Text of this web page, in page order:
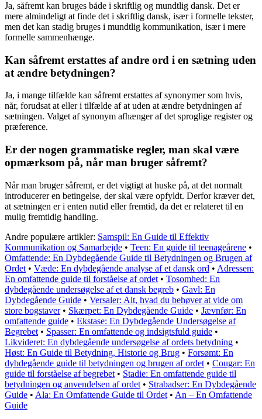
Ja, såfremt kan bruges både i skriftlig og mundtlig dansk. Det er
mere almindeligt at finde det i skriftlig dansk, især i formelle tekster,
men det kan stadig bruges i mundtlig kommunikation, især i mere
formelle sammenhænge.
Kan såfremt erstattes af andre ord i en sætning uden
at ændre betydningen?
Ja, i mange tilfælde kan såfremt erstattes af synonymer som hvis,
når, forudsat at eller i tilfælde af at uden at ændre betydningen af
sætningen. Valget af synonym afhænger af det sproglige register og
præference.
Er der nogen grammatiske regler, man skal være
opmærksom på, når man bruger såfremt?
Når man bruger såfremt, er det vigtigt at huske på, at det normalt
introducerer en betingelse, der skal være opfyldt. Derfor kræver det,
at sætningen er i enten nutid eller fremtid, da det er relateret til en
mulig fremtidig handling.
Andre populære artikler: Samspil: En Guide til Effektiv
Kommunikation og Samarbejde • Teen: En guide til teenageårene •
Omfattende: En Dybdegående Guide til Betydningen og Brugen af
Ordet • Væde: En dybdegående analyse af et dansk ord • Adressen:
En omfattende guide til forståelse af ordet • Tosomhed: En
dybdegående undersøgelse af et dansk begreb • Gavl: En
Dybdegående Guide • Versaler: Alt, hvad du behøver at vide om
store bogstaver• Skærpet: En Dybdegående Guide • Jævnfør: En
omfattende guide • Ekstase: En Dybdegående Undersøgelse af
Begrebet • Spasser: En omfattende og indsigtsfuld guide •
Likvideret: En dybdegående undersøgelse af ordets betydning •
Høst: En Guide til Betydning, Historie og Brug • Forsømt: En
dybdegående guide til betydningen og brugen af ordet • Cougar: En
guide til forståelse af begrebet • Stadie: En omfattende guide til
betydningen og anvendelsen af ordet • Strabadser: En Dybdegående
Guide • Ala: En Omfattende Guide til Ordet • An – En Omfattende
Guide